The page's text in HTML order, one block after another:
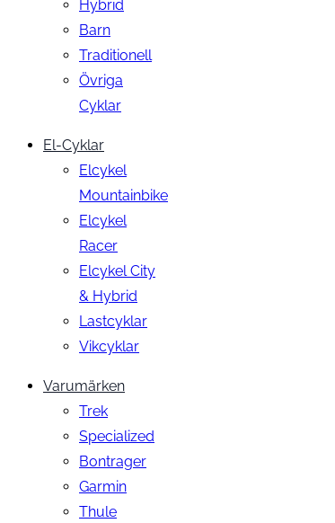
Hybrid
Barn
Traditionell
Övriga
Cyklar
El-Cyklar
Elcykel
Mountainbike
Elcykel
Racer
Elcykel City
& Hybrid
Lastcyklar
Vikcyklar
Varumärken
Trek
Specialized
Bontrager
Garmin
Thule